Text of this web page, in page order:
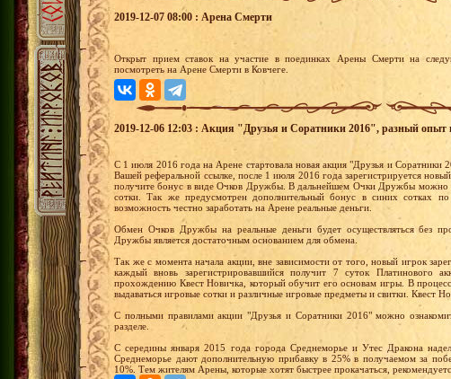
2019-12-07 08:00 : Арена Смерти
Открыт прием ставок на участие в поединках Арены Смерти на
посмотреть на Арене Смерти в Ковчеге.
2019-12-06 12:03 : Акция "Друзья и Соратники 2016", разный опыт
С 1 июля 2016 года на Арене стартовала новая акция "Друзья и Соратники
Вашей реферальной ссылке, после 1 июля 2016 года зарегистрируется
получите бонус в виде Очков Дружбы. В дальнейшем Очки Дружбы можно
сотки. Так же предусмотрен дополнительный бонус в синих сотках
возможность честно заработать на Арене реальные деньги.
Обмен Очков Дружбы на реальные деньги будет осуществляться без
Дружбы является достаточным основанием для обмена.
Так же с момента начала акции, вне зависимости от того, новый игрок
каждый вновь зарегистрировавшийся получит 7 суток Платинового
прохождению Квест Новичка, который обучит его основам игры. В
выдаваться игровые сотки и различные игровые предметы и свитки. Квест
С полными правилами акции "Друзья и Соратники 2016" можно
разделе.
С середины января 2015 года города Среднеморье и Утес Дракона
Среднеморье дают дополнительную прибавку в 25% в получаемом за
10%. Тем жителям Арены, которые хотят быстрее прокачаться,